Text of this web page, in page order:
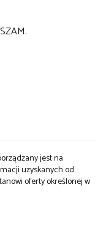
jest na
uzyskanych od
oferty określonej w